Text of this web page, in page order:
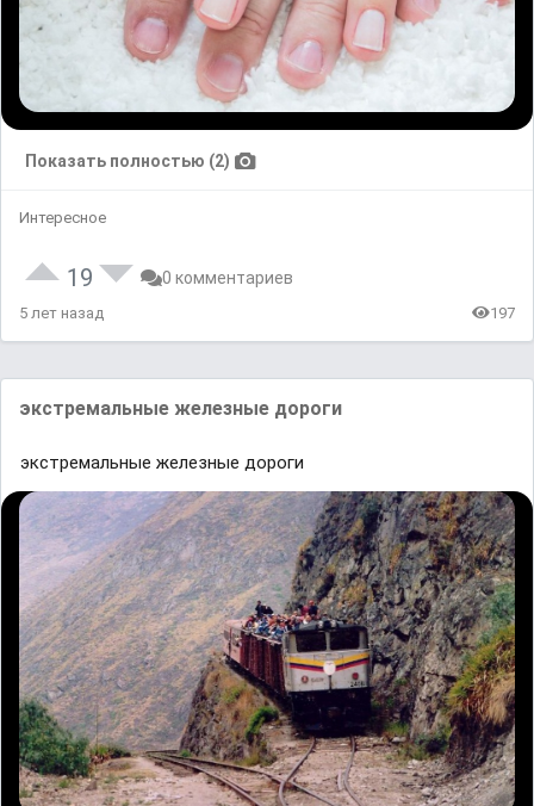
Показать полностью (2)
Интересное
19 0 комментариев
5 лет назад 197
экстремальные железные дороги
экстремальные железные дороги